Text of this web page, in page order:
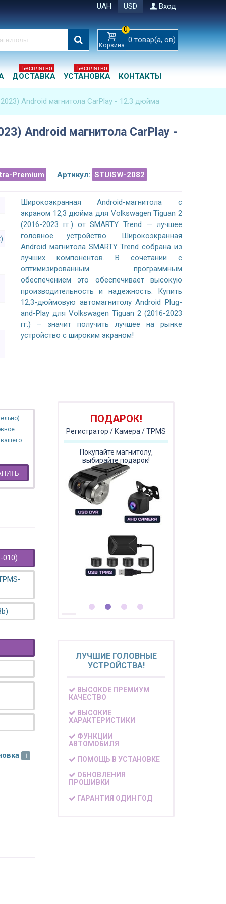
UAH USD Вход
Корзина
0
0 товар(а, ов)
ДОСТАВКА
Бесплатно
УСТАНОВКА
Бесплатно
КОНТАКТЫ
Android магнитола CarPlay - 12.3 дюйма
Android магнитола CarPlay -
Premium Артикул: STUISW-2082
Широкоэкранная Android-магнитола с
экраном 12,3 дюйма для Volkswagen Tiguan 2
(2016-2023 гг.) от SMARTY Trend — лучшее
головное устройство. Широкоэкранная
Android магнитола SMARTY Trend собрана из
лучших компонентов. В сочетании с
оптимизированным программным
обеспечением это обеспечивает высокую
производительность и надежность. Купить
12,3-дюймовую автомагнитолу Android Plug-
and-Play для Volkswagen Tiguan 2 (2016-2023
гг.) – значит получить лучшее на рынке
устройство с широким экраном!
010)
ПОДАРОК!
Регистратор / Камера / TPMS
Покупайте магнитолу,
выбирайте подарок!
ЛУЧШИЕ ГОЛОВНЫЕ
УСТРОЙСТВА!
ВЫСОКОЕ ПРЕМИУМ
КАЧЕСТВО
ВЫСОКИЕ
ХАРАКТЕРИСТИКИ
ФУНКЦИИ
АВТОМОБИЛЯ
ПОМОЩЬ В УСТАНОВКЕ
ОБНОВЛЕНИЯ
ПРОШИВКИ
ГАРАНТИЯ ОДИН ГОД